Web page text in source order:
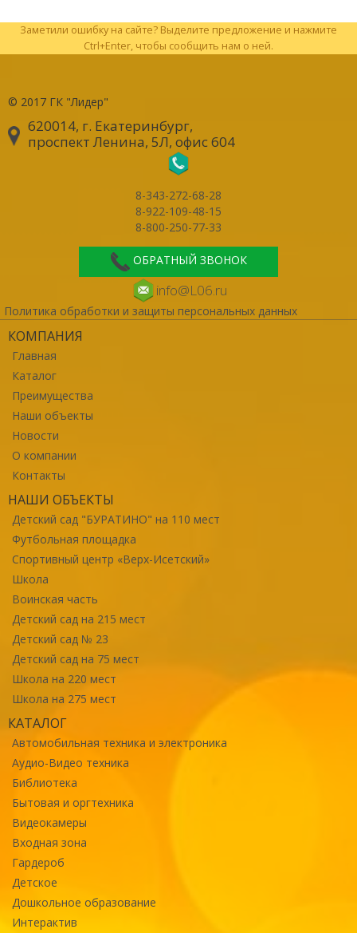
Заметили ошибку на сайте? Выделите предложение и нажмите
Ctrl+Enter, чтобы сообщить нам о ней.
© 2017 ГК "Лидер"
620014, г. Екатеринбург,
проспект Ленина, 5Л, офис 604
8-343-272-68-28
8-922-109-48-15
8-800-250-77-33
ОБРАТНЫЙ ЗВОНОК
info@L06.ru
Политика обработки и защиты персональных данных
КОМПАНИЯ
Главная
Каталог
Преимущества
Наши объекты
Новости
О компании
Контакты
НАШИ ОБЪЕКТЫ
Детский сад "БУРАТИНО" на 110 мест
Футбольная площадка
Спортивный центр «Верх-Исетский»
Школа
Воинская часть
Детский сад на 215 мест
Детский сад № 23
Детский сад на 75 мест
Школа на 220 мест
Школа на 275 мест
КАТАЛОГ
Автомобильная техника и электроника
Аудио-Видео техника
Библиотека
Бытовая и оргтехника
Видеокамеры
Входная зона
Гардероб
Детское
Дошкольное образование
Интерактив